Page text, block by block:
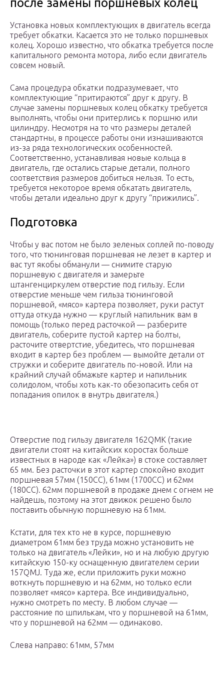
после замены поршневых колец
Установка новых комплектующих в двигатель всегда
требует обкатки. Касается это не только поршневых
колец. Хорошо известно, что обкатка требуется после
капитального ремонта мотора, либо если двигатель
совсем новый.
Сама процедура обкатки подразумевает, что
комплектующие “притираются” друг к другу. В
случае замены поршневых колец обкатку требуется
выполнять, чтобы они притерлись к поршню или
цилиндру. Несмотря на то что размеры деталей
стандартны, в процессе работы они изнашиваются
из-за ряда технологических особенностей.
Соответственно, устанавливая новые кольца в
двигатель, где остались старые детали, полного
соответствия размеров добиться нельзя. То есть,
требуется некоторое время обкатать двигатель,
чтобы детали идеально друг к другу “прижились”.
Подготовка
Чтобы у вас потом не было зеленых соплей по-поводу
того, что тюнинговая поршневая не лезет в картер и
вас тут якобы обманули — снимите старую
поршневую с двигателя и замерьте
штангенциркулем отверстие под гильзу. Если
отверстие меньше чем гильза тюнинговой
поршневой, «мясо» картера позволяет, руки растут
оттуда откуда нужно — круглый напильник вам в
помощь (только перед расточкой — разберите
двигатель, соберите пустой картер на болты,
расточите отвертстие, убедитесь, что поршневая
входит в картер без проблем — вымойте детали от
стружки и соберите двигатель по-новой. Или на
крайний случай обмажьте картер и напильник
солидолом, чтобы хоть как-то обезопасить себя от
попадания опилок в внутрь двигателя.)
Отверстие под гильзу двигателя 162QMK (такие
двигатели стоят на китайских коростах больше
известных в народе как «Лейка») в стоке составляет
65 мм. Без расточки в этот картер спокойно входит
поршневая 57мм (150СС), 61мм (1700СС) и 62мм
(180СС). 62мм поршневой в продаже днем с огнем не
найдешь, поэтому на этот движок решено было
поставить обычную поршневую на 61мм.
Кстати, для тех кто не в курсе, поршневую
диаметром 61мм без труда можно установить не
только на двигатель «Лейки», но и на любую другую
китайскую 150-ку оснащенную двигателем серии
157QMJ. Туда же, если приложить руки можно
воткнуть поршневую и на 62мм, но только если
позволяет «мясо» картера. Все индивидуально,
нужно смотреть по месту. В любом случае —
расстояние по шпилькам, что у поршневой на 61мм,
что у поршневой на 62мм — одинаково.
Слева направо: 61мм, 57мм